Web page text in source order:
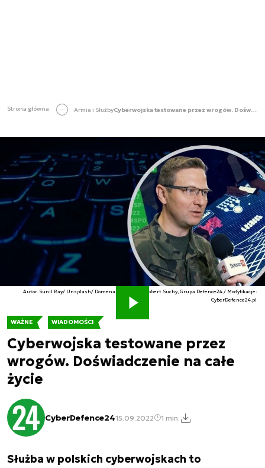
Strona główna Armia i Służby Cyberwojska testowane przez wrogów. Doświadczenie na całe życie
WAŻNE WIADOMOŚCI
Cyberwojska testowane przez
wrogów. Doświadczenie na całe
życie
CyberDefence2415.09.2022 1 min.
Autor. Sunil Ray/ Unsplash/ Domena publiczna/ Robert Suchy, Grupa Defence24 / Modyfikacje:
CyberDefence24.pl
Służba w polskich cyberwojskach to